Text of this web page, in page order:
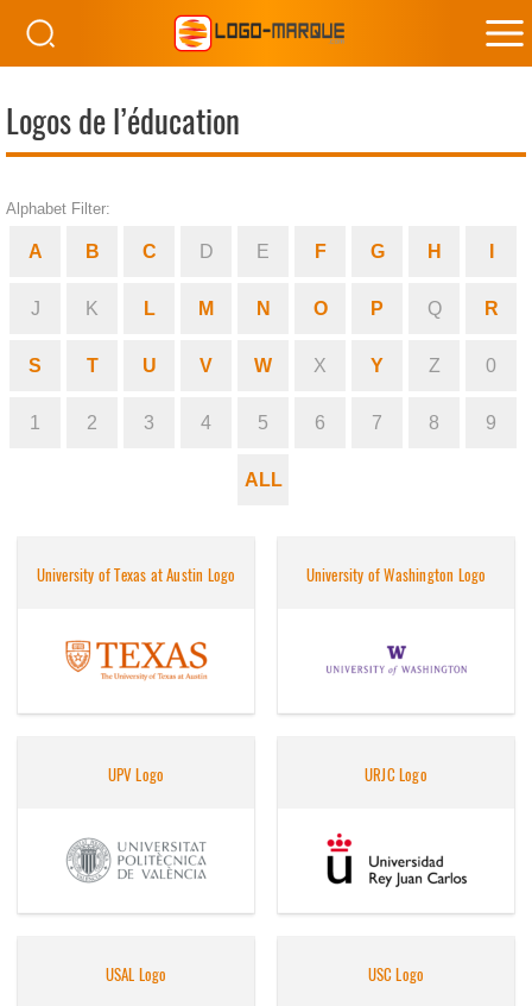
Logos de l’éducation
Alphabet Filter:
A B C D E F G H
J K L M N O P Q R
S T U V W X Y Z 0
1 2 3 4 5 6 7 8 9
ALL
University of Texas at Austin Logo University of Washington Logo
UPV Logo URJC Logo
USAL Logo USC Logo